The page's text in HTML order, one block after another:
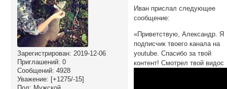
Зарегистрирован: 2019-12-06
Приглашений: 0
Сообщений: 4928
Уважение: [+1275/-15]
Иван прислал следующее
сообщение:
«Приветствую, Александр. Я
подписчик твоего канала на
youtube. Спасибо за твой
контент! Смотрел твой видос